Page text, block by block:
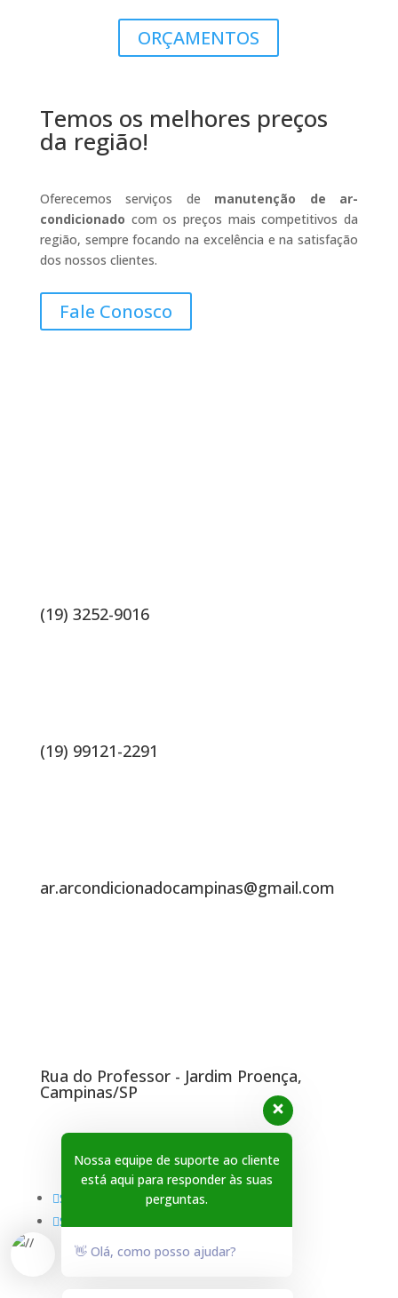
ORÇAMENTOS
Temos os melhores preços
da região!
Oferecemos serviços de manutenção de ar-
condicionado com os preços mais competitivos da
região, sempre focando na excelência e na satisfação
dos nossos clientes.
Fale Conosco
(19) 3252-9016
(19) 99121-2291
ar.arcondicionadocampinas@gmail.com
Rua do Professor - Jardim Proença,
Campinas/SP
Redes Sociais
Seguir
Seguir
Nossa equipe de suporte ao cliente
está aqui para responder às suas
perguntas.
👋 Olá, como posso ajudar?